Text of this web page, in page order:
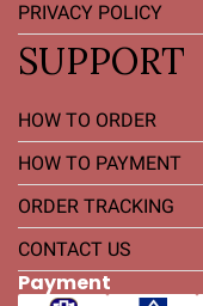
PRIVACY POLICY
SUPPORT
HOW TO ORDER
HOW TO PAYMENT
ORDER TRACKING
CONTACT US
Payment